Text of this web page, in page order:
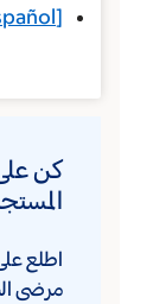
Español ]
كن
اطلع على
مرضى